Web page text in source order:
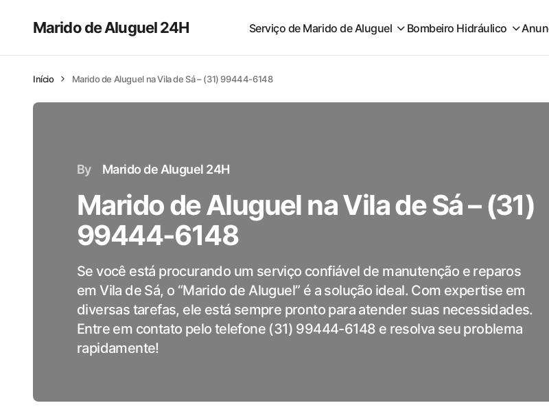
Marido de Aluguel 24H Serviço de Marido de Aluguel Bombeiro Hidráulico
Início Marido de Aluguel na Vila de Sá – (31) 99444-6148
By Marido de Aluguel 24H
Marido de Aluguel na Vila de Sá – (31)
99444-6148
Se você está procurando um serviço confiável de manutenção e reparos
em Vila de Sá, o “Marido de Aluguel” é a solução ideal. Com expertise em
diversas tarefas, ele está sempre pronto para atender suas necessidades.
Entre em contato pelo telefone (31) 99444-6148 e resolva seu problema
rapidamente!